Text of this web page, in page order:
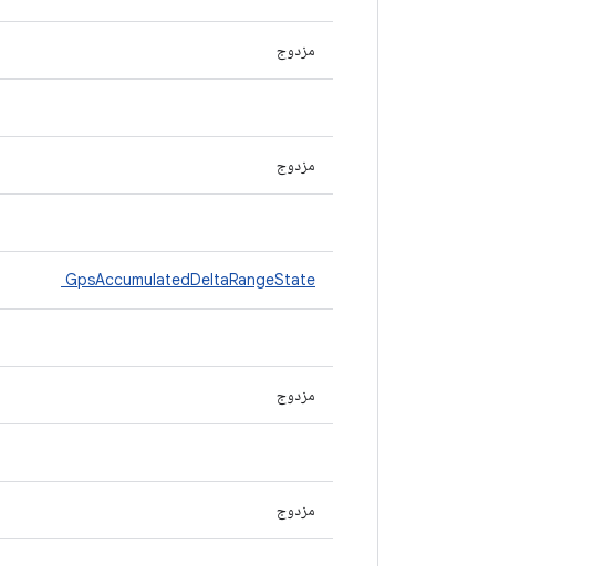
مزدوج
مزدوج
GpsAccumulatedDeltaRangeState
مزدوج
مزدوج